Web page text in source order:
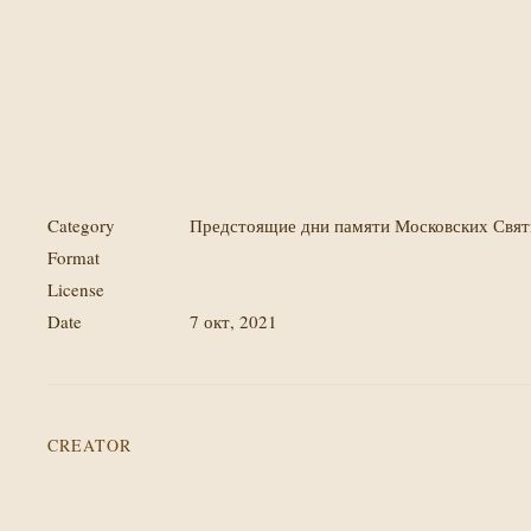
Category
Предстоящие дни памяти Московских
Format
License
Date
7 окт, 2021
CREATOR